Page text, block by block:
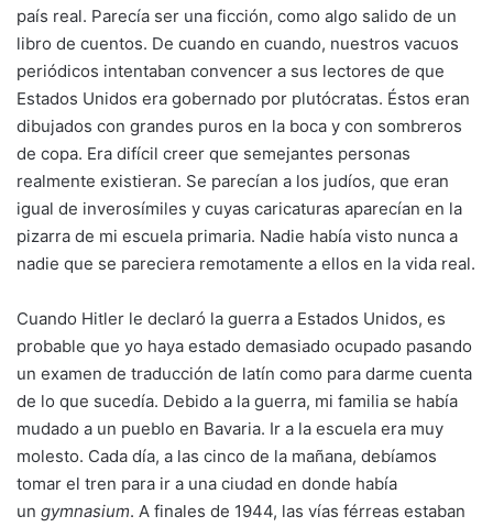
país real. Parecía ser una ficción, como algo salido de un
libro de cuentos. De cuando en cuando, nuestros vacuos
periódicos intentaban convencer a sus lectores de que
Estados Unidos era gobernado por plutócratas. Éstos eran
dibujados con grandes puros en la boca y con sombreros
de copa. Era difícil creer que semejantes personas
realmente existieran. Se parecían a los judíos, que eran
igual de inverosímiles y cuyas caricaturas aparecían en la
pizarra de mi escuela primaria. Nadie había visto nunca a
nadie que se pareciera remotamente a ellos en la vida real.
Cuando Hitler le declaró la guerra a Estados Unidos, es
probable que yo haya estado demasiado ocupado pasando
un examen de traducción de latín como para darme cuenta
de lo que sucedía. Debido a la guerra, mi familia se había
mudado a un pueblo en Bavaria. Ir a la escuela era muy
molesto. Cada día, a las cinco de la mañana, debíamos
tomar el tren para ir a una ciudad en donde había
un gymnasium. A finales de 1944, las vías férreas estaban